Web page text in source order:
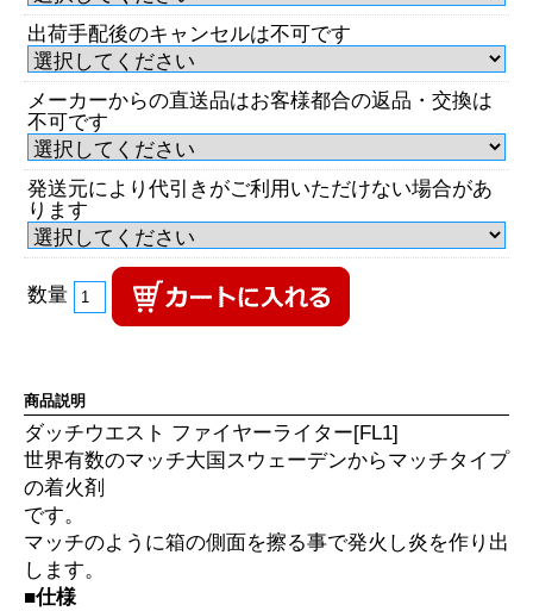
出荷手配後のキャンセルは不可です
メーカーからの直送品はお客様都合の返品・交換は
不可です
発送元により代引きがご利用いただけない場合があ
ります
数量
商品説明
ダッチウエスト ファイヤーライター[FL1]
世界有数のマッチ大国スウェーデンからマッチタイプ
の着火剤
です。
マッチのように箱の側面を擦る事で発火し炎を作り出
します。
■仕様